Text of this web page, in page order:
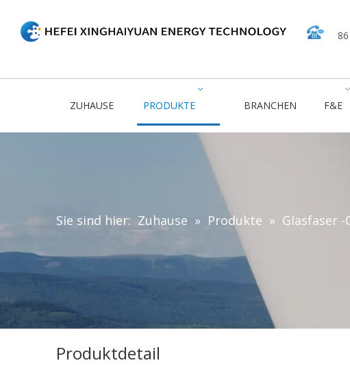
ZUHAUSE PRODUKTE BRANCHEN F&E
Sie sind hier: Zuhause » Produkte » Glasfaser
Produktdetail